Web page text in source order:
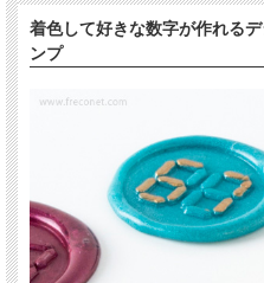
着色して好きな数字が作れる
ンプ